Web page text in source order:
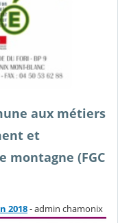
aux métiers
et
montagne (FGC
2018- admin chamonix